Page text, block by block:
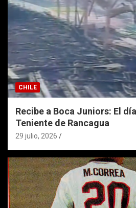
CHILE
Recibe a Boca Juniors: El
Teniente de Rancagua
29 julio, 2026